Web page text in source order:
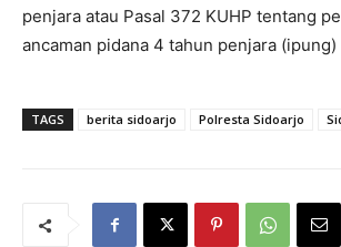
penjara atau Pasal 372 KUHP tentang
ancaman pidana 4 tahun penjara (ipung)
TAGS berita sidoarjo Polresta Sidoarjo